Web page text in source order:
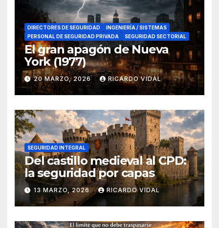
DIRECTORES DE SEGURIDAD
INGENIERÍA / SISTEMAS
PERSONAL DE SEGURIDAD PRIVADA
SEGURIDAD SECTORIAL
El gran apagón de Nueva
York (1977)
20 MARZO, 2026 RICARDO VIDAL
SEGURIDAD INTEGRAL
Del castillo medieval al CPD:
la seguridad por capas
13 MARZO, 2026 RICARDO VIDAL